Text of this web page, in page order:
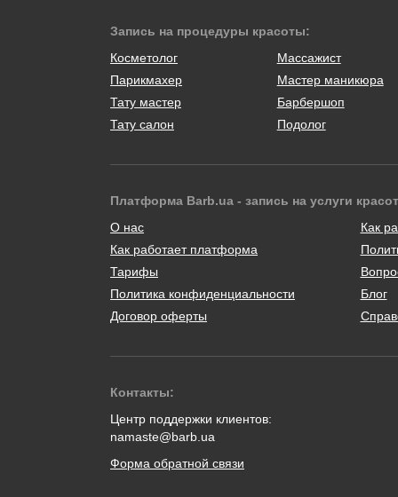
Запись на процедуры красоты:
Косметолог
Массажист
Парикмахер
Мастер маникюра
Тату мастер
Барбершоп
Тату салон
Подолог
Платформа Barb.ua - запись на услуги
О нас
Как работает платформа
Тарифы
Политика конфиденциальности
Договор оферты
Как
Блог
Контакты:
Центр поддержки клиентов:
namaste@barb.ua
Форма обратной связи